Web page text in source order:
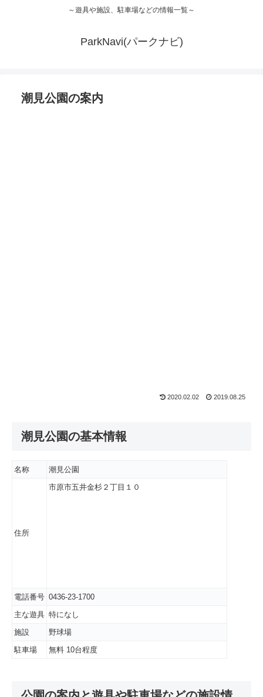
～遊具や施設、駐車場などの情報一覧～
ParkNavi(パークナビ)
潮見公園の案内
2020.02.02 2019.08.25
潮見公園の基本情報
名称 潮見公園
住所
市原市五井金杉２丁目１０
電話番号 0436-23-1700
主な遊具 特になし
施設
野球場
駐車場
無料 10台程度